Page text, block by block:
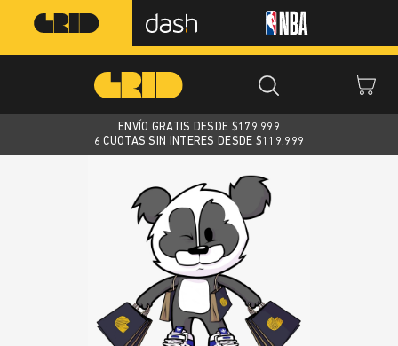
ENVÍO GRATIS DESDE $179.999
6 CUOTAS SIN INTERES DESDE $119.999